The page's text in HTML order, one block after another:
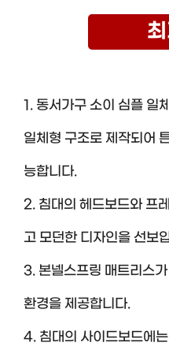
1. 동서가구 소이 심플 일
일체형 구조로 제작되어
능합니다.
2. 침대의 헤드보드와 프
고 모던한 디자인을 선보
3. 본넬스프링 매트리스
환경을 제공합니다.
4. 침대의 사이드보드에